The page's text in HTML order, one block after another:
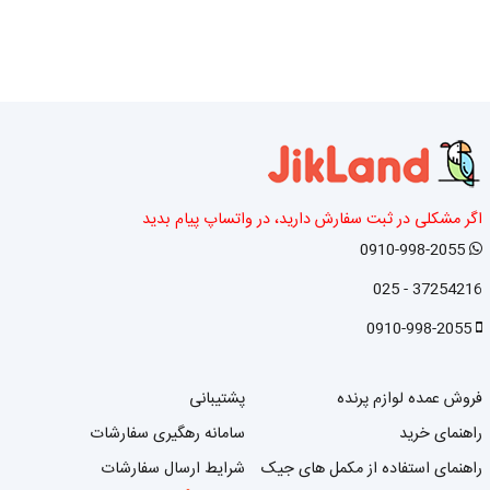
اگر مشکلی در ثبت سفارش دارید، در واتساپ پیام بدید
0910-998-2055
37254216 - 025
0910-998-2055
فروش عمده لوازم پرنده
راهنمای خرید
راهنمای استفاده از مکمل های جیک
پشتیبانی
سامانه رهگیری سفارشات
شرایط ارسال سفارشات